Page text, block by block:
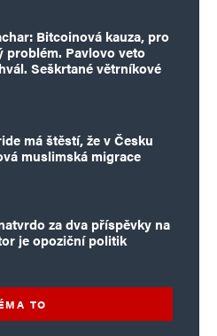
Bitcoinová kauza, pro
problém. Pavlovo veto
Seškrtané větrníkové
má štěstí, že v Česku
muslimská migrace
za dva příspěvky na
je opoziční politik
TO